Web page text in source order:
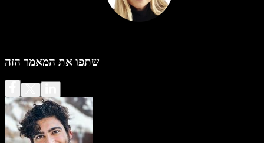
שתפו את המאמר הזה